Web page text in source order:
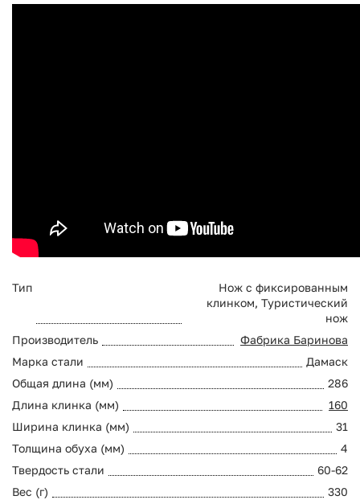
Тип
Нож с фиксированным
клинком, Туристический
нож
Производитель
Фабрика Баринова
Марка стали
Дамаск
Общая длина (мм)
286
Длина клинка (мм)
160
Ширина клинка (мм)
31
Толщина обуха (мм)
4
Твердость стали
60-62
Вес (г)
330